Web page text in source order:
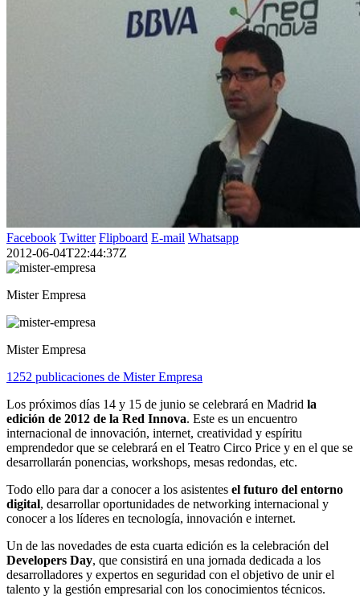
Facebook Twitter Flipboard E-mail Whatsapp
2012-06-04T22:44:37Z
Mister Empresa
Mister Empresa
1252 publicaciones de Mister Empresa
Los próximos días 14 y 15 de junio se celebrará en Madrid la
edición de 2012 de la Red Innova. Este es un encuentro
internacional de innovación, internet, creatividad y espíritu
emprendedor que se celebrará en el Teatro Circo Price y en el que se
desarrollarán ponencias, workshops, mesas redondas, etc.
Todo ello para dar a conocer a los asistentes el futuro del entorno
digital, desarrollar oportunidades de networking internacional y
conocer a los líderes en tecnología, innovación e internet.
Un de las novedades de esta cuarta edición es la celebración del
Developers Day, que consistirá en una jornada dedicada a los
desarrolladores y expertos en seguridad con el objetivo de unir el
talento y la gestión empresarial con los conocimientos técnicos.